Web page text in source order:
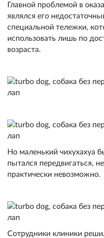
Главной проблемой в
являлся его
специальной тележки,
использовать лишь по
возраста.
Но маленький чихухахуа
пытался передвигаться,
практически невозможно.
Сотрудники клиники